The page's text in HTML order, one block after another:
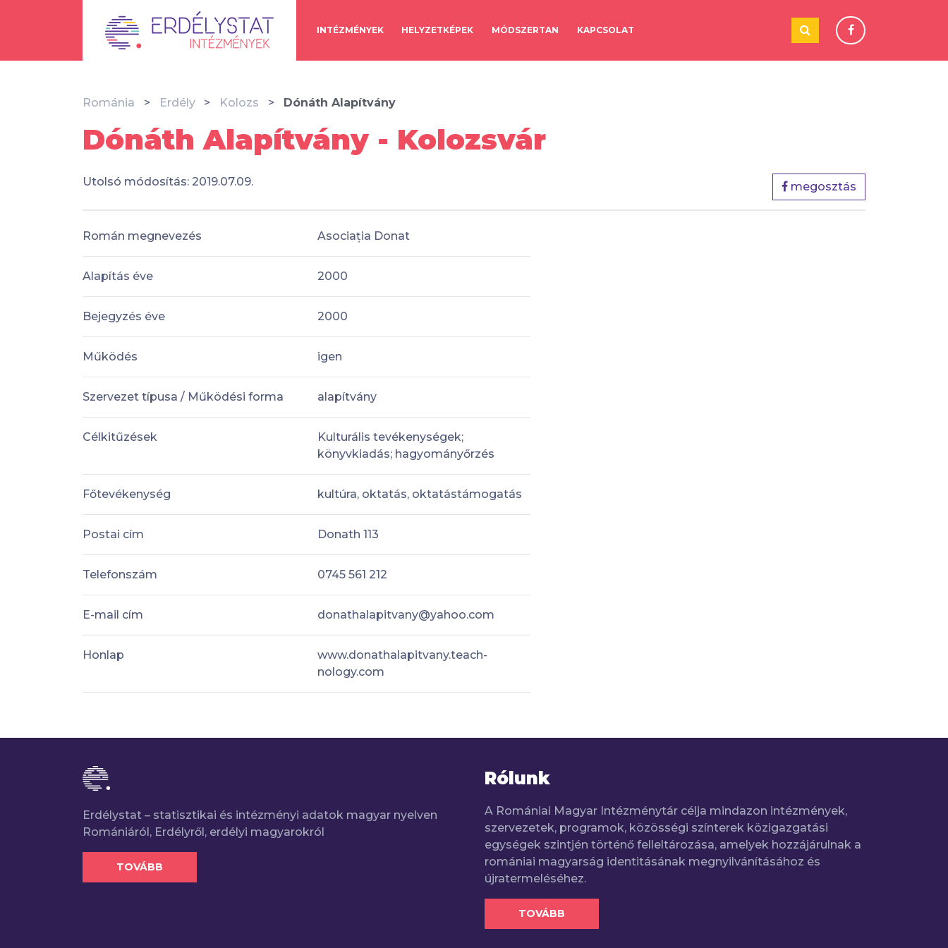
INTÉZMÉNYEK HELYZETKÉPEK MÓDSZERTAN KAPCSOLAT
Románia Erdély Kolozs Dónáth Alapítvány
Dónáth Alapítvány - Kolozsvár
Utolsó módosítás: 2019.07.09. megosztás
Román megnevezés Asociația Donat
Alapítás éve 2000
Bejegyzés éve 2000
Működés igen
Szervezet típusa / Működési forma alapítvány
Célkitűzések
Kulturális tevékenységek;
könyvkiadás; hagyományőrzés
Főtevékenység kultúra, oktatás, oktatástámogatás
Postai cím Donath 113
Telefonszám 0745 561 212
E-mail cím donathalapitvany@yahoo.com
Honlap
www.donathalapitvany.teach-
nology.com
Erdélystat – statisztikai és intézményi adatok magyar nyelven
Romániáról, Erdélyről, erdélyi magyarokról
TOVÁBB
Rólunk
A Romániai Magyar Intézménytár célja mindazon intézmények,
szervezetek, programok, közösségi színterek közigazgatási
egységek szintjén történő felleltározása, amelyek hozzájárulnak a
romániai magyarság identitásának megnyilvánításához és
újratermeléséhez.
TOVÁBB